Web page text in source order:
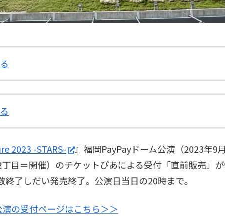
2023 -STARS-
』福岡PayPayドーム公演（2023年9
目＝開催）のチケットぴあによる受付「直前販売」
了しだい発売終了。公演日当日の20時まで。
演の受付ページはこちら＞＞